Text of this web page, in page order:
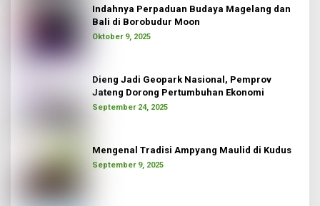
Indahnya Perpaduan Budaya Magelang dan
Bali di Borobudur Moon
Oktober 9, 2025
Dieng Jadi Geopark Nasional, Pemprov
Jateng Dorong Pertumbuhan Ekonomi
September 24, 2025
Mengenal Tradisi Ampyang Maulid di Kudus
September 9, 2025